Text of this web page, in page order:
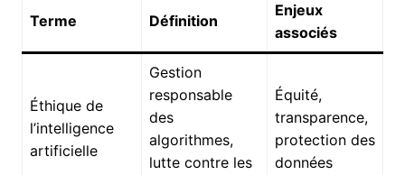
Terme Définition
Enjeux
associés
Éthique de
l’intelligence
artificielle
Gestion
responsable
des
algorithmes,
lutte contre les
Équité,
transparence,
protection des
données